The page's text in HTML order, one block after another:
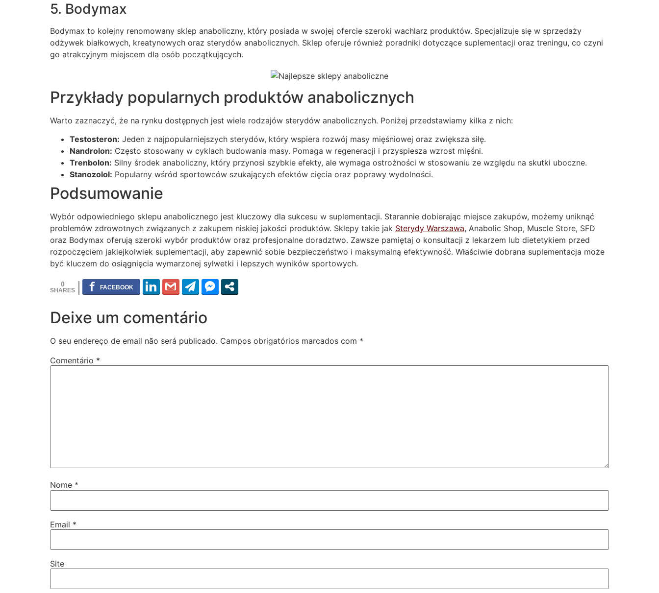
5. Bodymax
Bodymax to kolejny renomowany sklep anaboliczny, który posiada w swojej ofercie szeroki wachlarz produktów. Specjalizuje się w sprzedaży
odżywek białkowych, kreatynowych oraz sterydów anabolicznych. Sklep oferuje również poradniki dotyczące suplementacji oraz treningu, co czyni
go atrakcyjnym miejscem dla osób początkujących.
Przykłady popularnych produktów anabolicznych
Warto zaznaczyć, że na rynku dostępnych jest wiele rodzajów sterydów anabolicznych. Poniżej przedstawiamy kilka z nich:
Testosteron: Jeden z najpopularniejszych sterydów, który wspiera rozwój masy mięśniowej oraz zwiększa siłę.
Nandrolon: Często stosowany w cyklach budowania masy. Pomaga w regeneracji i przyspiesza wzrost mięśni.
Trenbolon: Silny środek anaboliczny, który przynosi szybkie efekty, ale wymaga ostrożności w stosowaniu ze względu na skutki uboczne.
Stanozolol: Popularny wśród sportowców szukających efektów cięcia oraz poprawy wydolności.
Podsumowanie
Wybór odpowiedniego sklepu anabolicznego jest kluczowy dla sukcesu w suplementacji. Starannie dobierając miejsce zakupów, możemy uniknąć
problemów zdrowotnych związanych z zakupem niskiej jakości produktów. Sklepy takie jak Sterydy Warszawa, Anabolic Shop, Muscle Store, SFD
oraz Bodymax oferują szeroki wybór produktów oraz profesjonalne doradztwo. Zawsze pamiętaj o konsultacji z lekarzem lub dietetykiem przed
rozpoczęciem jakiejkolwiek suplementacji, aby zapewnić sobie bezpieczeństwo i maksymalną efektywność. Właściwie dobrana suplementacja może
być kluczem do osiągnięcia wymarzonej sylwetki i lepszych wyników sportowych.
0
Deixe um comentário
O seu endereço de email não será publicado. Campos obrigatórios marcados com *
Comentário *
Nome *
Email *
Site